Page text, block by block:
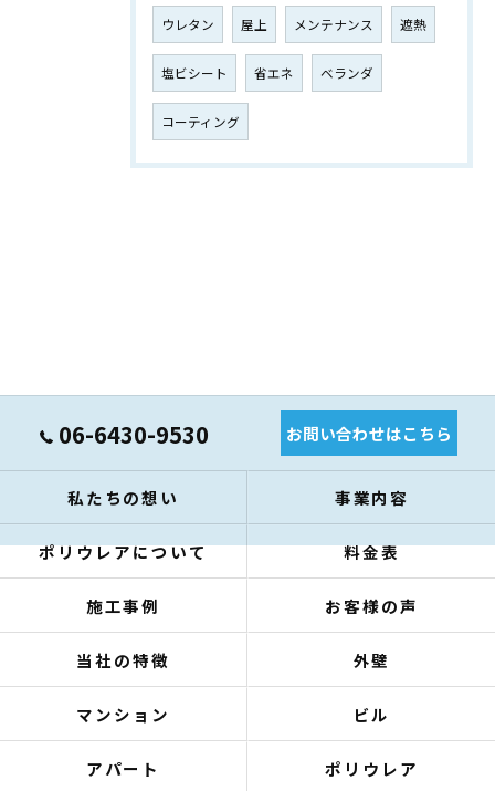
ウレタン 屋上 メンテナンス 遮熱
塩ビシート 省エネ ベランダ
コーティング
06-6430-9530 お問い合わせはこちら
私たちの想い 事業内容
ポリウレアについて 料金表
施工事例 お客様の声
当社の特徴 外壁
マンション ビル
アパート ポリウレア